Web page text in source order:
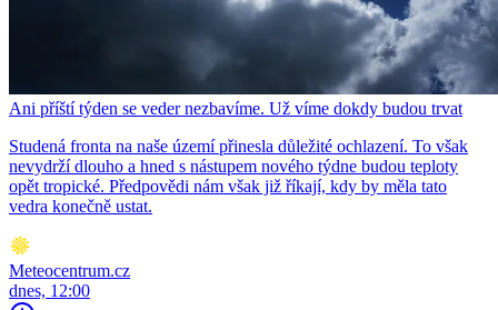
Ani příští týden se veder nezbavíme. Už víme dokdy budou trvat
Studená fronta na naše území přinesla důležité ochlazení. To však
nevydrží dlouho a hned s nástupem nového týdne budou teploty
opět tropické. Předpovědi nám však již říkají, kdy by měla tato
vedra konečně ustat.
Meteocentrum.cz
dnes, 12:00